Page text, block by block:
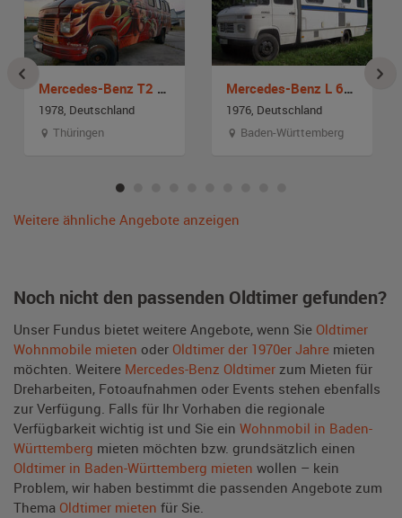
Mercedes-Benz T2 L608 D
1978, Deutschland
Thüringen
Mercedes-Benz L 608 D
1976, Deutschland
Baden-Württemberg
Weitere ähnliche Angebote anzeigen
Noch nicht den passenden Oldtimer gefunden?
Unser Fundus bietet weitere Angebote, wenn Sie Oldtimer
Wohnmobile mieten oder Oldtimer der 1970er Jahre mieten
möchten. Weitere Mercedes-Benz Oldtimer zum Mieten für
Dreharbeiten, Fotoaufnahmen oder Events stehen ebenfalls
zur Verfügung. Falls für Ihr Vorhaben die regionale
Verfügbarkeit wichtig ist und Sie ein Wohnmobil in Baden-
Württemberg mieten möchten bzw. grundsätzlich einen
Oldtimer in Baden-Württemberg mieten wollen – kein
Problem, wir haben bestimmt die passenden Angebote zum
Thema Oldtimer mieten für Sie.